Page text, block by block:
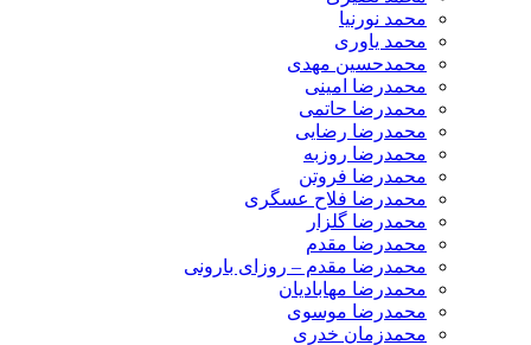
محمد نورنیا
محمد یاوری
محمدحسین مهدی
محمدرضا امینی
محمدرضا حاتمی
محمدرضا رضایی
محمدرضا روزبه
محمدرضا فروتن
محمدرضا فلاح عسگری
محمدرضا گلزار
محمدرضا مقدم
محمدرضا مقدم – روزای بارونی
محمدرضا مهابادیان
محمدرضا موسوی
محمدزمان خدری